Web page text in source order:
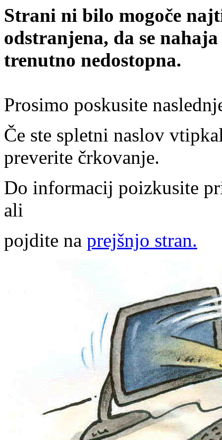
Strani ni bilo mogoče
odstranjena, da se
trenutno nedostopna.
Prosimo poskusite
Če ste spletni naslov
preverite črkovanje.
Do informacij poizkusite
ali
pojdite na prejšnjo stran.